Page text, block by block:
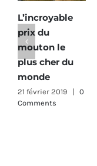
L’incroyable
prix du
mouton le
plus cher du
monde
21 février 2019 | 0
Comments